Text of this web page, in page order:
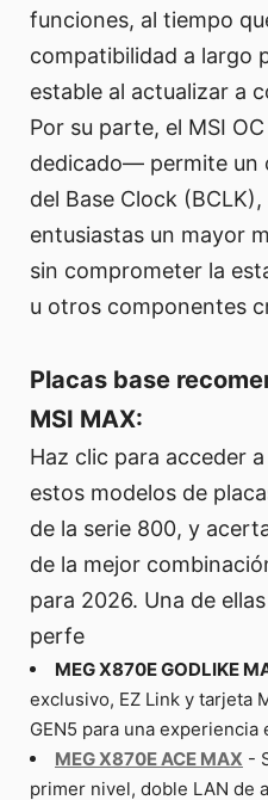
funciones, al tiempo
compatibilidad a largo
estable al actualizar a
Por su parte, el MSI
dedicado— permite un
del Base Clock
entusiastas un mayor
sin comprometer la
u otros componentes
Placas base
MSI MAX:
Haz clic para acceder
estos modelos de
de la serie 800, y
de la mejor
para 2026. Una de
perfe
MEG X870E GODLIKE
exclusivo, EZ Link y tarjeta
GEN5 para una experiencia
MEG X870E ACE MAX -
primer nivel, doble LAN de